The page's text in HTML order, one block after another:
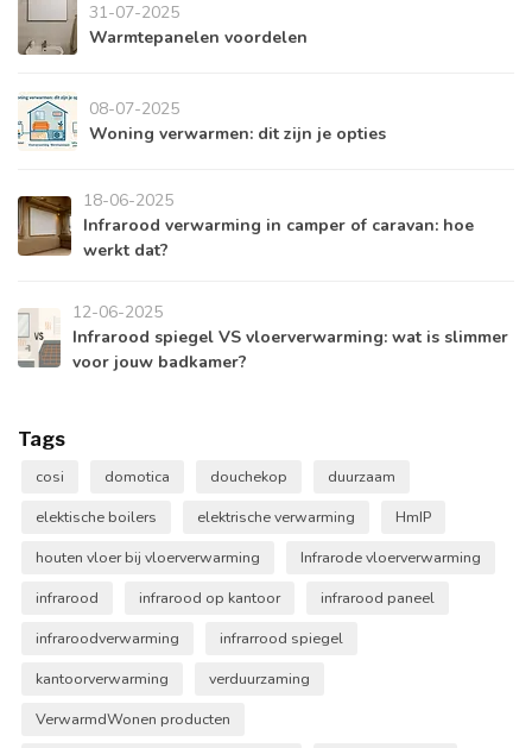
31-07-2025
Warmtepanelen voordelen
08-07-2025
Woning verwarmen: dit zijn je opties
18-06-2025
Infrarood verwarming in camper of caravan: hoe
werkt dat?
12-06-2025
Infrarood spiegel VS vloerverwarming: wat is slimmer
voor jouw badkamer?
Tags
cosi domotica douchekop
duurzaam
elektische boilers
elektrische verwarming
HmIP
houten vloer bij vloerverwarming
Infrarode vloerverwarming
infrarood
infrarood op kantoor
infrarood paneel
infraroodverwarming
infrarrood spiegel
kantoorverwarming
verduurzaming
VerwarmdWonen producten